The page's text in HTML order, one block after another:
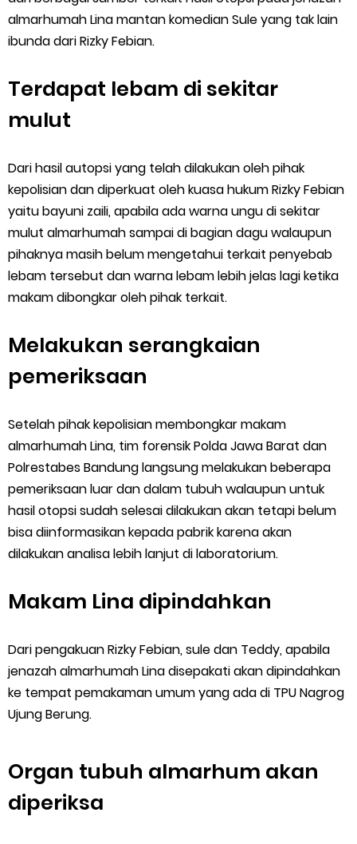
almarhumah Lina mantan komedian Sule yang tak lain
ibunda dari Rizky Febian.
Terdapat lebam di sekitar
mulut
Dari hasil autopsi yang telah dilakukan oleh pihak
kepolisian dan diperkuat oleh kuasa hukum Rizky Febian
yaitu bayuni zaili, apabila ada warna ungu di sekitar
mulut almarhumah sampai di bagian dagu walaupun
pihaknya masih belum mengetahui terkait penyebab
lebam tersebut dan warna lebam lebih jelas lagi ketika
makam dibongkar oleh pihak terkait.
Melakukan serangkaian
pemeriksaan
Setelah pihak kepolisian membongkar makam
almarhumah Lina, tim forensik Polda Jawa Barat dan
Polrestabes Bandung langsung melakukan beberapa
pemeriksaan luar dan dalam tubuh walaupun untuk
hasil otopsi sudah selesai dilakukan akan tetapi belum
bisa diinformasikan kepada pabrik karena akan
dilakukan analisa lebih lanjut di laboratorium.
Makam Lina dipindahkan
Dari pengakuan Rizky Febian, sule dan Teddy, apabila
jenazah almarhumah Lina disepakati akan dipindahkan
ke tempat pemakaman umum yang ada di TPU Nagrog
Ujung Berung.
Organ tubuh almarhum akan
diperiksa